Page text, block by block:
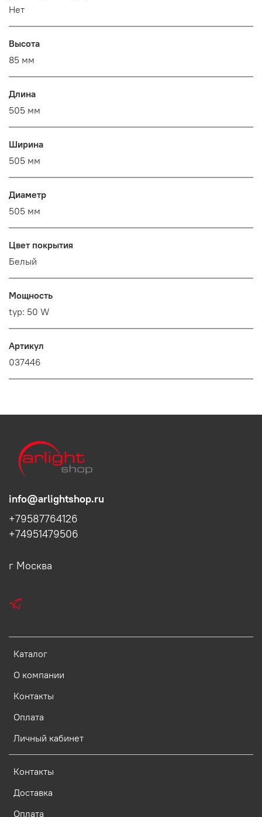
Нет
Высота
85 мм
Длина
505 мм
Ширина
505 мм
Диаметр
505 мм
Цвет покрытия
Белый
Мощность
typ: 50 W
Артикул
037446
Каталог
О компании
Контакты
Оплата
Личный кабинет
Контакты
Доставка
Оплата
info@arlightshop.ru
+79587764126
+74951479506
г Москва